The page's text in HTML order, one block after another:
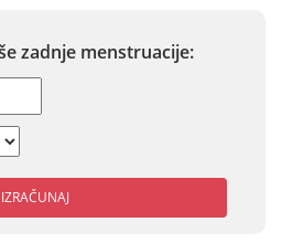
zadnje menstruacije:
IZRAČUNAJ